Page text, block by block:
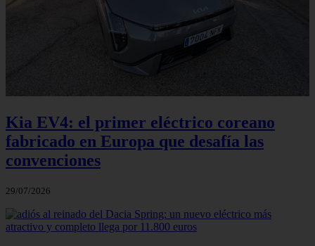
Kia EV4: el primer eléctrico coreano
fabricado en Europa que desafía las
convenciones
29/07/2026